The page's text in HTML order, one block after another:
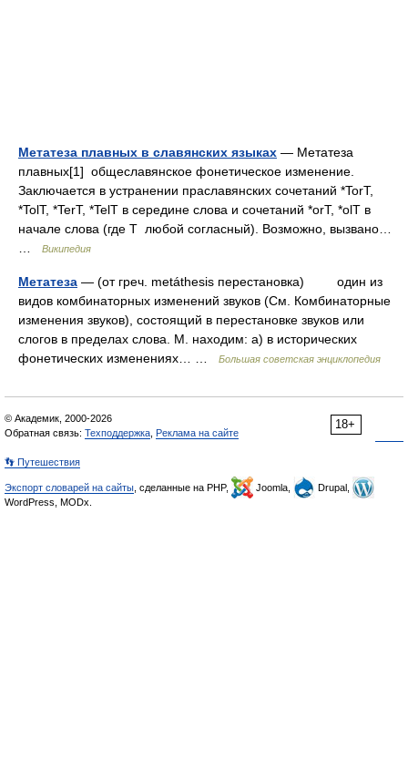
Метатеза плавных в славянских языках — Метатеза
плавных[1] общеславянское фонетическое изменение.
Заключается в устранении праславянских сочетаний *TorT,
*TolT, *TerT, *TelT в середине слова и сочетаний *orT, *olT в
начале слова (где T любой согласный). Возможно, вызвано…
Википедия
Метатеза — (от греч. metáthesis перестановка) один из
видов комбинаторных изменений звуков (См. Комбинаторные
изменения звуков), состоящий в перестановке звуков или
слогов в пределах слова. М. находим: а) в исторических
фонетических изменениях… …
Большая советская энциклопедия
18+
© Академик, 2000-2026
Обратная связь: Техподдержка Реклама на сайте
👣 Путешествия
Экспорт словарей на сайты , сделанные на PHP, Joomla,
Drupal,
WordPress, MODx.